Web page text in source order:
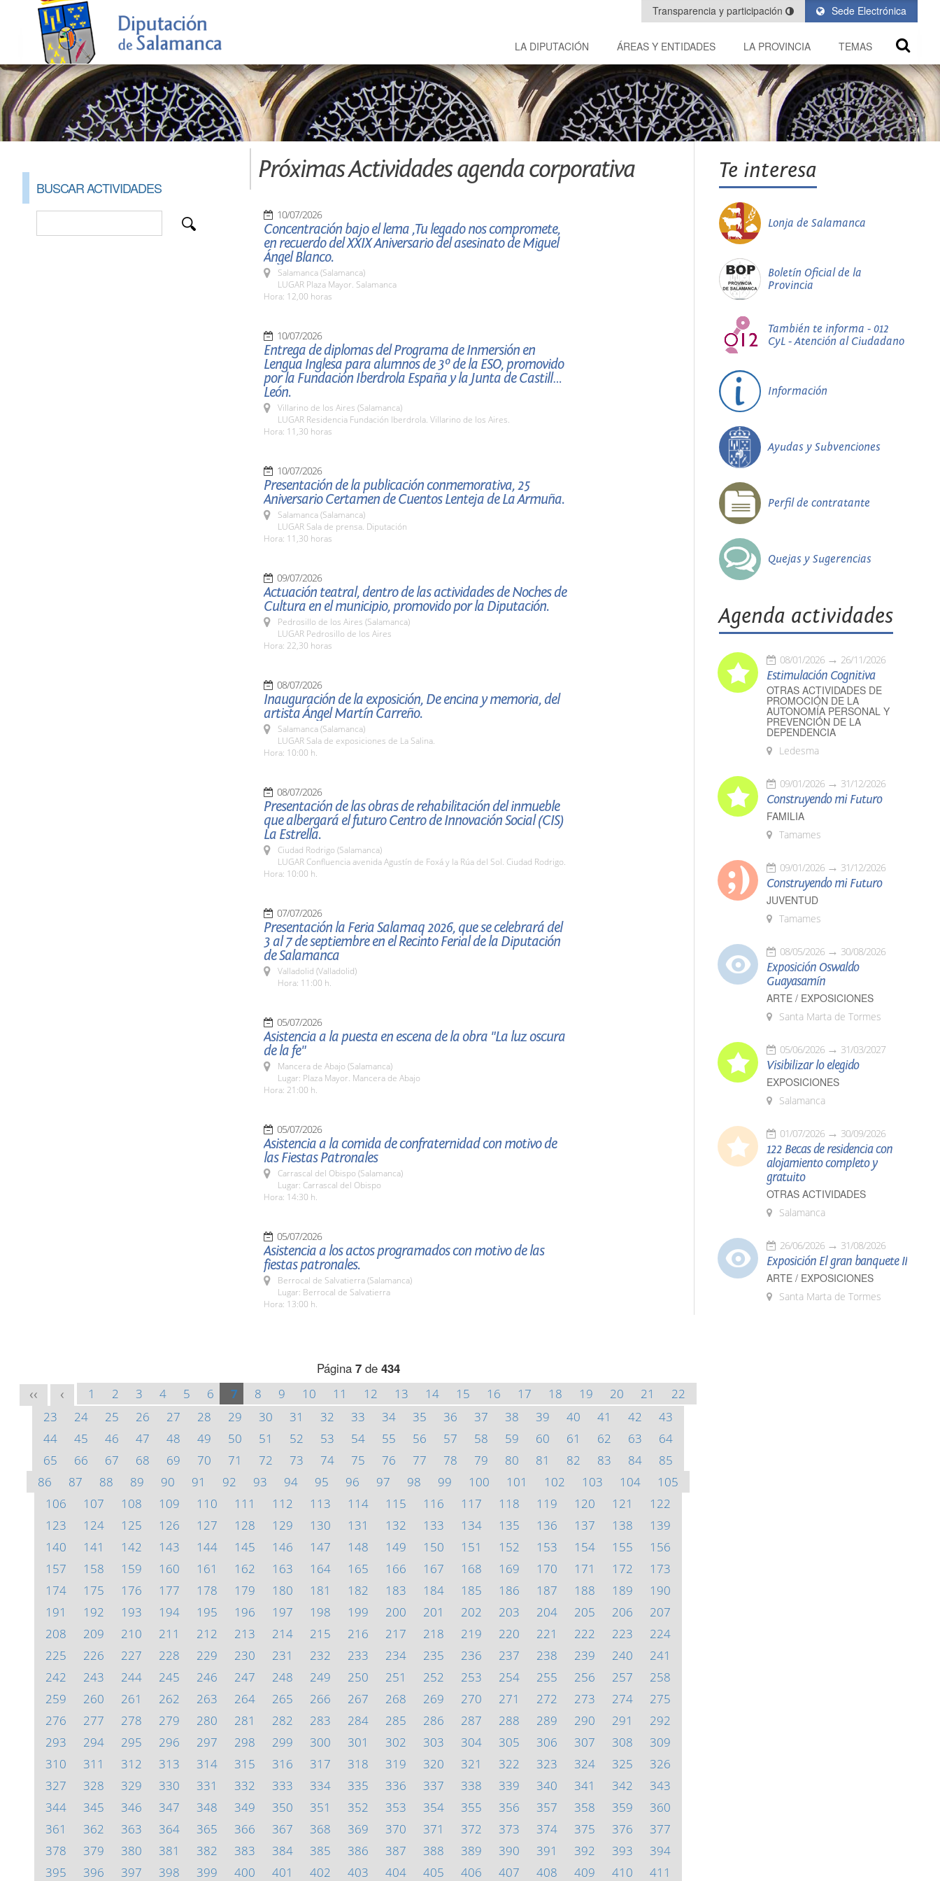
Sede Electrónica
Transparencia y participación
LA DIPUTACIÓN ÁREAS Y ENTIDADES LA PROVINCIA TEMAS
BUSCAR ACTIVIDADES
Próximas Actividades agenda corporativa
10/07/2026
Concentración bajo el lema ,Tu legado nos compromete,
en recuerdo del XXIX Aniversario del asesinato de Miguel
Ángel Blanco.
Salamanca (Salamanca)
LUGAR Plaza Mayor. Salamanca
Hora: 12,00 horas
10/07/2026
Entrega de diplomas del Programa de Inmersión en
Lengua Inglesa para alumnos de 3º de la ESO, promovido
por la Fundación Iberdrola España y la Junta de Castilla y
León.
Villarino de los Aires (Salamanca)
LUGAR Residencia Fundación Iberdrola. Villarino de los Aires.
Hora: 11,30 horas
10/07/2026
Presentación de la publicación conmemorativa, 25
Aniversario Certamen de Cuentos Lenteja de La Armuña.
Salamanca (Salamanca)
LUGAR Sala de prensa. Diputación
Hora: 11,30 horas
09/07/2026
Actuación teatral, dentro de las actividades de Noches de
Cultura en el municipio, promovido por la Diputación.
Pedrosillo de los Aires (Salamanca)
LUGAR Pedrosillo de los Aires
Hora: 22,30 horas
08/07/2026
Inauguración de la exposición, De encina y memoria, del
artista Ángel Martín Carreño.
Salamanca (Salamanca)
LUGAR Sala de exposiciones de La Salina.
Hora: 10:00 h.
08/07/2026
Presentación de las obras de rehabilitación del inmueble
que albergará el futuro Centro de Innovación Social (CIS)
La Estrella.
Ciudad Rodrigo (Salamanca)
LUGAR Confluencia avenida Agustín de Foxá y la Rúa del Sol. Ciudad Rodrigo.
Hora: 10:00 h.
07/07/2026
Presentación la Feria Salamaq 2026, que se celebrará del
3 al 7 de septiembre en el Recinto Ferial de la Diputación
de Salamanca
Valladolid (Valladolid)
Hora: 11:00 h.
05/07/2026
Asistencia a la puesta en escena de la obra "La luz oscura
de la fe"
Mancera de Abajo (Salamanca)
Lugar: Plaza Mayor. Mancera de Abajo
Hora: 21:00 h.
05/07/2026
Asistencia a la comida de confraternidad con motivo de
las Fiestas Patronales
Carrascal del Obispo (Salamanca)
Lugar: Carrascal del Obispo
Hora: 14:30 h.
05/07/2026
Asistencia a los actos programados con motivo de las
fiestas patronales.
Berrocal de Salvatierra (Salamanca)
Lugar: Berrocal de Salvatierra
Hora: 13:00 h.
Página 7de 434
<< < 1 2 3 4 5 6 7 8 9 10 11 12 13 14 15 16 17 18 19 20 21
22
23
24 25 26 27 28 29 30 31 32 33 34 35 36 37 38 39 40 41 42
43
44
45 46 47 48 49 50 51 52 53 54 55 56 57 58 59 60 61 62 63
64
65
66 67 68 69 70 71 72 73 74 75 76 77 78 79 80 81 82 83 84
85
86
87 88 89 90 91 92 93 94 95 96 97 98 99 100 101 102 103 104
105
106
107 108 109 110 111 112 113 114 115 116 117 118 119 120 121
122
123
124 125 126 127 128 129 130 131 132 133 134 135 136 137 138
139
140
141 142 143 144 145 146 147 148 149 150 151 152 153 154 155
156
157
158 159 160 161 162 163 164 165 166 167 168 169 170 171 172
173
174
175 176 177 178 179 180 181 182 183 184 185 186 187 188 189
190
191
192 193 194 195 196 197 198 199 200 201 202 203 204 205 206
207
208
209 210 211 212 213 214 215 216 217 218 219 220 221 222 223
224
225
226 227 228 229 230 231 232 233 234 235 236 237 238 239 240
241
242
243 244 245 246 247 248 249 250 251 252 253 254 255 256 257
258
259
260 261 262 263 264 265 266 267 268 269 270 271 272 273 274
275
276
277 278 279 280 281 282 283 284 285 286 287 288 289 290 291
292
293
294 295 296 297 298 299 300 301 302 303 304 305 306 307 308
309
310
311 312 313 314 315 316 317 318 319 320 321 322 323 324 325
326
327
328 329 330 331 332 333 334 335 336 337 338 339 340 341 342
343
344
345 346 347 348 349 350 351 352 353 354 355 356 357 358 359
360
361
362 363 364 365 366 367 368 369 370 371 372 373 374 375 376
377
378
379 380 381 382 383 384 385 386 387 388 389 390 391 392 393
394
395
396 397 398 399 400 401 402 403 404 405 406 407 408 409 410 411
Te interesa
Lonja de Salamanca
Boletín Oficial de la
Provincia
También te informa - 012
CyL - Atención al Ciudadano
Información
Ayudas y Subvenciones
Perfil de contratante
Quejas y Sugerencias
Agenda actividades
08/01/2026 26/11/2026
Estimulación Cognitiva
OTRAS ACTIVIDADES DE
PROMOCIÓN DE LA
AUTONOMÍA PERSONAL Y
PREVENCIÓN DE LA
DEPENDENCIA
Ledesma
09/01/2026 31/12/2026
Construyendo mi Futuro
FAMILIA
Tamames
09/01/2026 31/12/2026
Construyendo mi Futuro
JUVENTUD
Tamames
08/05/2026 30/08/2026
Exposición Oswaldo
Guayasamín
ARTE / EXPOSICIONES
Santa Marta de Tormes
05/06/2026 31/03/2027
Visibilizar lo elegido
EXPOSICIONES
Salamanca
01/07/2026 30/09/2026
122 Becas de residencia con
alojamiento completo y
gratuito
OTRAS ACTIVIDADES
Salamanca
26/06/2026 31/08/2026
Exposición El gran banquete II
ARTE / EXPOSICIONES
Santa Marta de Tormes